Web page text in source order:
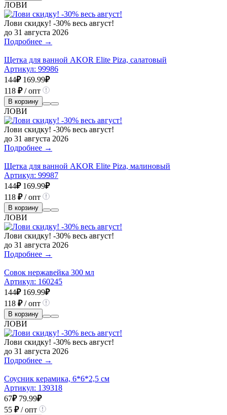
ЛОВИ
Лови скидку! -30% весь август!
до 31 августа 2026
Подробнее →
Щетка для ванной AKOR Elite Piza, салатовый
Артикул: 99986
144₽ 169.99₽
118 ₽/ опт
В корзину
ЛОВИ
Лови скидку! -30% весь август!
до 31 августа 2026
Подробнее →
Щетка для ванной AKOR Elite Piza, малиновый
Артикул: 99987
144₽ 169.99₽
118 ₽/ опт
В корзину
ЛОВИ
Лови скидку! -30% весь август!
до 31 августа 2026
Подробнее →
Совок нержавейка 300 мл
Артикул: 160245
144₽ 169.99₽
118 ₽/ опт
В корзину
ЛОВИ
Лови скидку! -30% весь август!
до 31 августа 2026
Подробнее →
Соусник керамика, 6*6*2,5 см
Артикул: 139318
67₽ 79.99₽
55 ₽/ опт